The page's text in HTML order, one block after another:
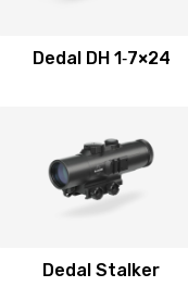
Dedal DH 1‑7×24
Dedal Stalker